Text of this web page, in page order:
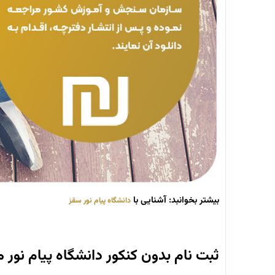
بیشتر بخوانبد: آشنایی با دانشگاه پیام نور سقز
ثبت نام بدون کنکور دانشگاه پیام نور